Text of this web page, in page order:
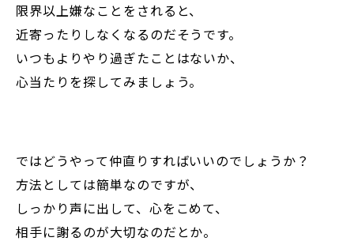
限界以上嫌なことをされると、
近寄ったりしなくなるのだそうです。
いつもよりやり過ぎたことはないか、
心当たりを探してみましょう。
ではどうやって仲直りすればいいのでしょうか？
方法としては簡単なのですが、
しっかり声に出して、心をこめて、
相手に謝るのが大切なのだとか。